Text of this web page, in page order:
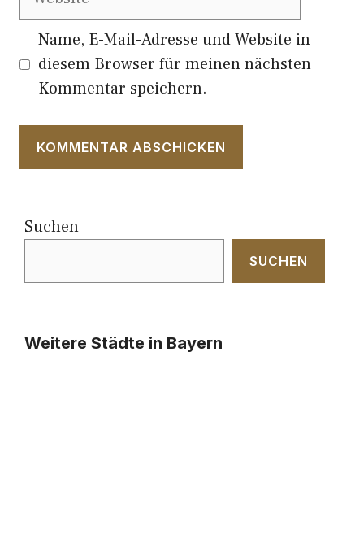
Name, E-Mail-Adresse und Website in
diesem Browser für meinen nächsten
Kommentar speichern.
Suchen
SUCHEN
Weitere Städte in Bayern